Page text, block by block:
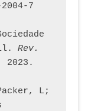
7
Rev.
L;